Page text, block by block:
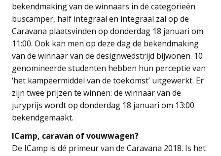
bekendmaking van de winnaars in de categorieën
buscamper, half integraal en integraal zal op de
Caravana plaatsvinden op donderdag 18 januari om
11:00. Ook kan men op deze dag de bekendmaking
van de winnaar van de designwedstrijd bijwonen. 10
genomineerde studenten hebben hun perceptie van
‘het kampeermiddel van de toekomst’ uitgewerkt. Er
zijn twee prijzen te winnen: de winnaar van de
juryprijs wordt op donderdag 18 januari om 13:00
bekendgemaakt.
ICamp, caravan of vouwwagen?
De ICamp is dé primeur van de Caravana 2018. Is het